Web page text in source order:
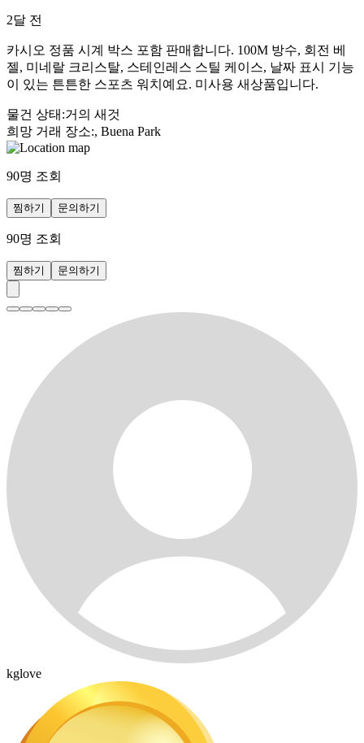
2달 전
카시오 정품 시계 박스 포함 판매합니다. 100M 방수, 회전 베
젤, 미네랄 크리스탈, 스테인레스 스틸 케이스, 날짜 표시 기능
이 있는 튼튼한 스포츠 워치예요. 미사용 새상품입니다.
물건 상태 :거의 새것
희망 거래 장소:, Buena Park
90명 조회
찜하기 문의하기
90명 조회
찜하기 문의하기
kglove